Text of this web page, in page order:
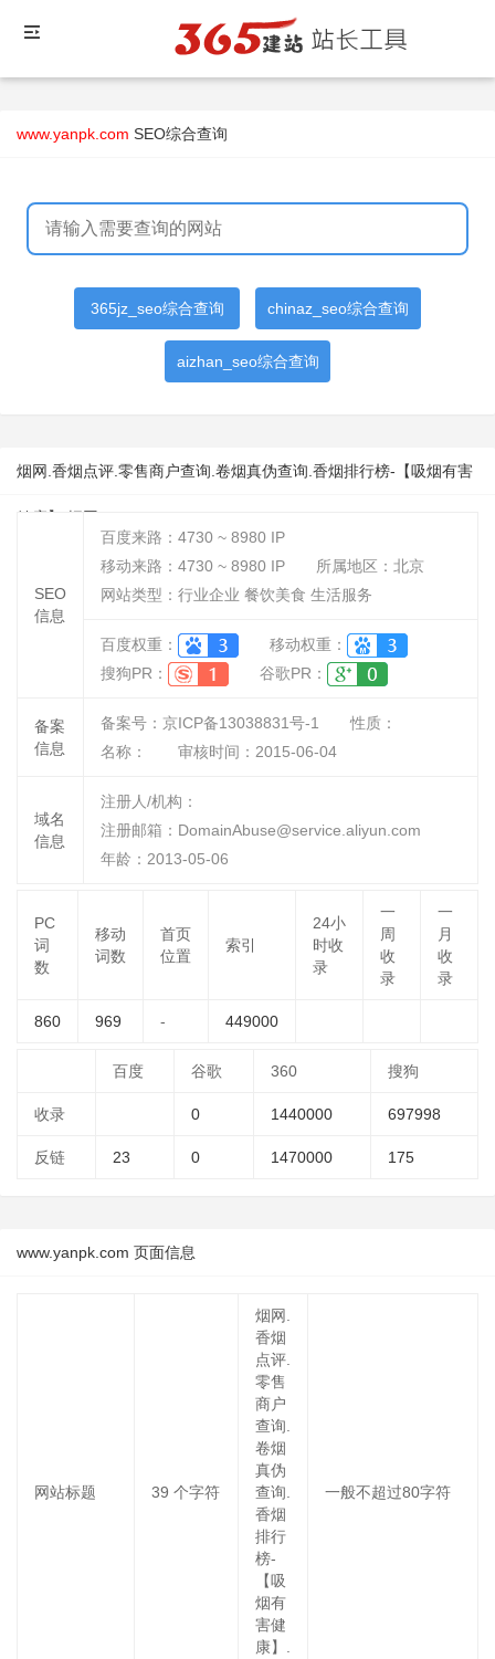
www.yanpk.com SEO综合查询
365jz_seo综合查询 chinaz_seo综合查询
aizhan_seo综合查询
烟网.香烟点评.零售商户查询.卷烟真伪查询.香烟排行榜-【吸烟有害
健康】.烟网
SEO
信息
百度来路： 4730 ~ 8980 IP
移动来路： 4730 ~ 8980 IP
所属地区：北京
网站类型：行业企业 餐饮美食 生活服务
百度权重：
移动权重：
搜狗PR：
谷歌PR：
备案
信息
备案号：京ICP备13038831号-1
性质：
名称：
审核时间： 2015-06-04
域名
信息
注册人/机构：
注册邮箱：DomainAbuse@service.aliyun.com
年龄：2013-05-06
PC
词
数
移动
词数
首页
位置
索引
24小
时收
录
一
周
收
录
一
月
收
录
860 969 - 449000
百度 谷歌 360 搜狗
收录 0 1440000 697998
反链 23 0 1470000 175
www.yanpk.com 页面信息
网站标题 39 个字符
烟网.
香烟
点评.
零售
商户
查询.
卷烟
真伪
查询.
香烟
排行
榜-
【吸
烟有
害健
康】.
一般不超过80字符